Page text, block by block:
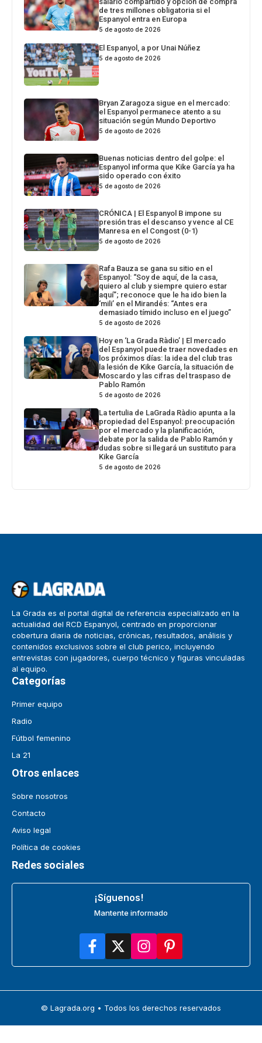
de tres millones obligatoria si el
Espanyol entra en Europa
5 de agosto de 2026
El Espanyol, a por Unai Núñez
5 de agosto de 2026
Bryan Zaragoza sigue en el mercado:
el Espanyol permanece atento a su
situación según Mundo Deportivo
5 de agosto de 2026
Buenas noticias dentro del golpe: el
Espanyol informa que Kike García ya ha
sido operado con éxito
5 de agosto de 2026
CRÓNICA | El Espanyol B impone su
presión tras el descanso y vence al CE
Manresa en el Congost (0-1)
5 de agosto de 2026
Rafa Bauza se gana su sitio en el
Espanyol: “Soy de aquí, de la casa,
quiero al club y siempre quiero estar
aquí”; reconoce que le ha ido bien la
‘mili’ en el Mirandés: “Antes era
demasiado tímido incluso en el juego”
5 de agosto de 2026
Hoy en ‘La Grada Ràdio’ | El mercado
del Espanyol puede traer novedades en
los próximos días: la idea del club tras
la lesión de Kike García, la situación de
Moscardo y las cifras del traspaso de
Pablo Ramón
5 de agosto de 2026
La tertulia de LaGrada Ràdio apunta a la
propiedad del Espanyol: preocupación
por el mercado y la planificación,
debate por la salida de Pablo Ramón y
dudas sobre si llegará un sustituto para
Kike García
5 de agosto de 2026
La Grada es el portal digital de referencia especializado en la
actualidad del RCD Espanyol, centrado en proporcionar
cobertura diaria de noticias, crónicas, resultados, análisis y
contenidos exclusivos sobre el club perico, incluyendo
entrevistas con jugadores, cuerpo técnico y figuras vinculadas
al equipo.
Categorías
Primer equipo
Radio
Fútbol femenino
La 21
Otros enlaces
Sobre nosotros
Contacto
Aviso legal
Política de cookies
Redes sociales
¡Síguenos!
Mantente informado
© Lagrada.org • Todos los derechos reservados